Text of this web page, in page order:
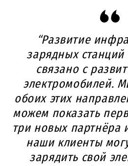
“Развитие
зарядных
связано с
электромобилей.
обоих этих
можем показать
три новых партнёра
наши клиенты
зарядить свой